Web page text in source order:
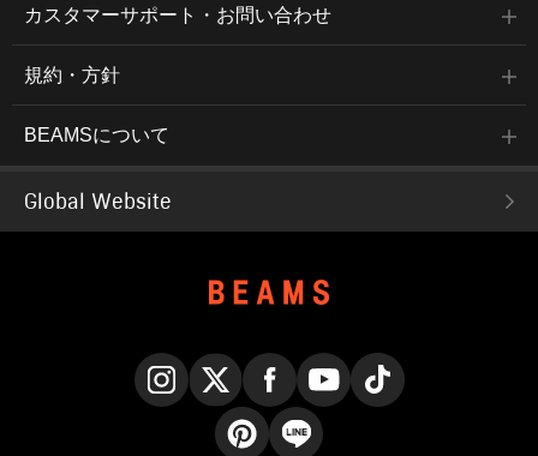
カスタマーサポート・お問い合わせ
規約・方針
BEAMSについて
Global Website